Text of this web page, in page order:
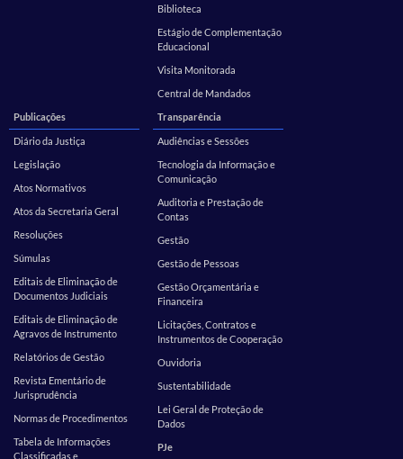
Biblioteca
Estágio de Complementação
Educacional
Visita Monitorada
Central de Mandados
Publicações
Diário da Justiça
Legislação
Atos Normativos
Atos da Secretaria Geral
Resoluções
Súmulas
Editais de Eliminação de
Documentos Judiciais
Editais de Eliminação de
Agravos de Instrumento
Relatórios de Gestão
Revista Ementário de
Jurisprudência
Normas de Procedimentos
Tabela de Informações
Classificadas e
Transparência
Audiências e Sessões
Tecnologia da Informação e
Comunicação
Auditoria e Prestação de
Contas
Gestão
Gestão de Pessoas
Gestão Orçamentária e
Financeira
Licitações, Contratos e
Instrumentos de Cooperação
Ouvidoria
Sustentabilidade
Lei Geral de Proteção de
Dados
PJe